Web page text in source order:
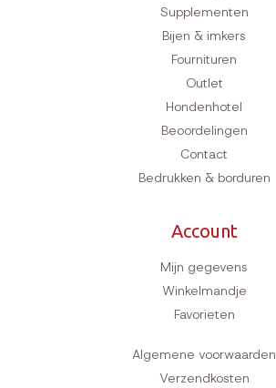
Supplementen
Bijen & imkers
Fournituren
Outlet
Hondenhotel
Beoordelingen
Contact
Bedrukken & borduren
Account
Mijn gegevens
Winkelmandje
Favorieten
Algemene voorwaarden
Verzendkosten